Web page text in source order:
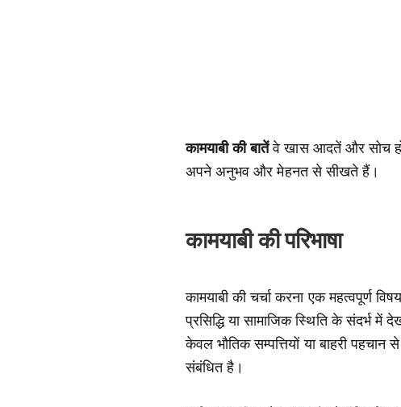
कामयाबी की बातेंवे खास आदतें और सोच
अपने अनुभव और मेहनत से सीखते हैं।
कामयाबी की परिभाषा
कामयाबी की चर्चा करना एक महत्वपूर्ण
प्रसिद्धि या सामाजिक स्थिति के संदर्भ
केवल भौतिक सम्पत्तियों या बाहरी
संबंधित है।